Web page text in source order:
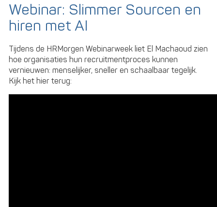
Webinar: Slimmer Sourcen en
hiren met AI
Tijdens de HRMorgen Webinarweek liet El Machaoud zien
hoe organisaties hun recruitmentproces kunnen
vernieuwen: menselijker, sneller en schaalbaar tegelijk.
Kijk het hier terug: